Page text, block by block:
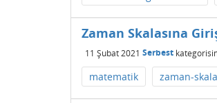
Zaman Skalasına
11 Şubat 2021 Serbest
matematik zaman-